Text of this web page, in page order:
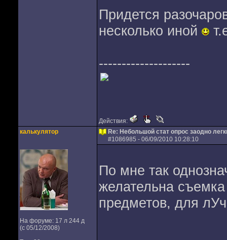
Придется
несколько иной
--------------------
Действия:
калькулятор
На форуме: 17 л 244 д
(с 05/12/2008)
Re: Небольшой стат опрос заодно
#1086985 - 06/09/2010 10:28:10
По мне так
желательна
предметов, для